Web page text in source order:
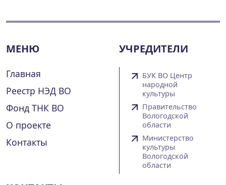
МЕНЮ
Главная
Реестр НЭД ВО
Фонд ТНК ВО
О проекте
Контакты
УЧРЕДИТЕЛИ
БУК ВО Центр
народной
культуры
Правительство
Вологодской
области
Министерство
культуры
Вологодской
области